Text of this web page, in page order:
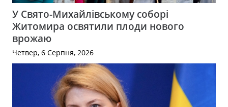
У Свято-Михайлівському соборі
Житомира освятили плоди нового
врожаю
Четвер, 6 Серпня, 2026